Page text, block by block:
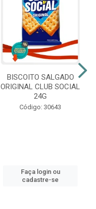
BISCOITO SALGADO
ORIGINAL CLUB SOCIAL
24G
Código: 30643
Faça login ou
cadastre-se